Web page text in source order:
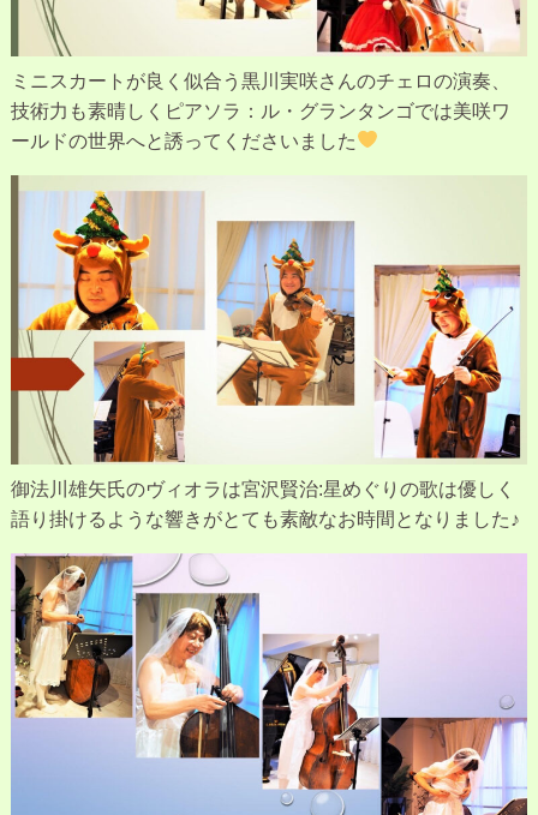
ミニスカートが良く似合う黒川実咲さんのチェロの演奏、
技術力も素晴しくピアソラ：ル・グランタンゴでは美咲ワ
ールドの世界へと誘ってくださいました
御法川雄矢氏のヴィオラは宮沢賢治:星めぐりの歌は優しく
語り掛けるような響きがとても素敵なお時間となりました♪